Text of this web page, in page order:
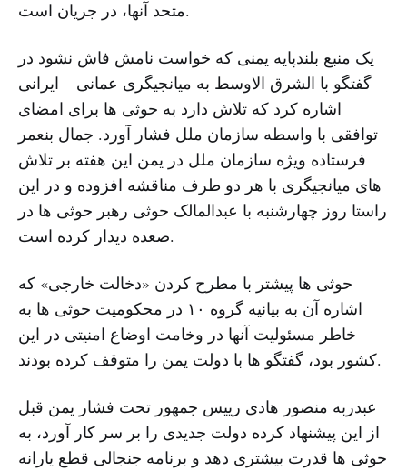
متحد آنها، در جریان است.
یک منبع بلندپایه یمنی که خواست نامش فاش نشود در
گفتگو با الشرق الاوسط به میانجیگری عمانی – ایرانی
اشاره کرد که تلاش دارد به حوثی ها برای امضای
توافقی با واسطه سازمان ملل فشار آورد. جمال بنعمر
فرستاده ویژه سازمان ملل در یمن این هفته بر تلاش
های میانجیگری با هر دو طرف مناقشه افزوده و در این
راستا روز چهارشنبه با عبدالمالک حوثی رهبر حوثی ها در
صعده دیدار کرده است.
حوثی ها پیشتر با مطرح کردن «دخالت خارجی» که
اشاره آن به بیانیه گروه ۱۰ در محکومیت حوثی ها به
خاطر مسئولیت آنها در وخامت اوضاع امنیتی در این
کشور بود، گفتگو ها با دولت یمن را متوقف کرده بودند.
عبدربه منصور هادی رییس جمهور تحت فشار یمن قبل
از این پیشنهاد کرده دولت جدیدی را بر سر کار آورد، به
حوثی ها قدرت بیشتری دهد و برنامه جنجالی قطع یارانه